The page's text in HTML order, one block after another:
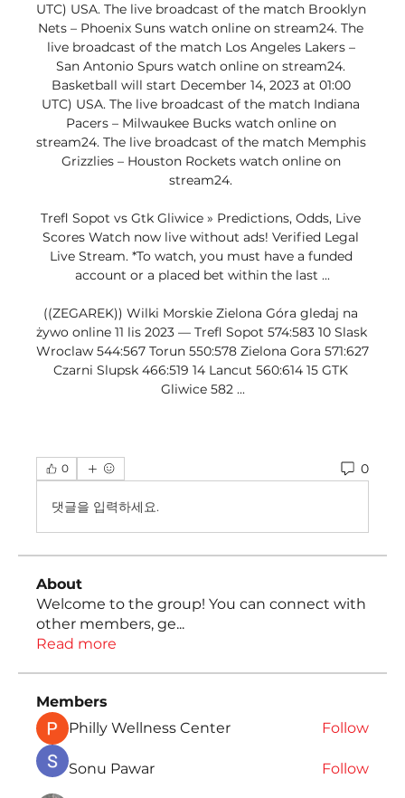
UTC) USA. The live broadcast of the match Brooklyn
Nets – Phoenix Suns watch online on stream24. The
live broadcast of the match Los Angeles Lakers –
San Antonio Spurs watch online on stream24.
Basketball will start December 14, 2023 at 01:00
UTC) USA. The live broadcast of the match Indiana
Pacers – Milwaukee Bucks watch online on
stream24. The live broadcast of the match Memphis
Grizzlies – Houston Rockets watch online on
stream24.
Trefl Sopot vs Gtk Gliwice » Predictions, Odds, Live
Scores Watch now live without ads! Verified Legal
Live Stream. *To watch, you must have a funded
account or a placed bet within the last ...
((ZEGAREK)) Wilki Morskie Zielona Góra gledaj na
żywo online 11 lis 2023 — Trefl Sopot 574:583 10 Slask
Wroclaw 544:567 Torun 550:578 Zielona Gora 571:627
Czarni Slupsk 466:519 14 Lancut 560:614 15 GTK
Gliwice 582 ...
0 0
댓글을 입력하세요.
About
Welcome to the group! You can connect with
other members, ge...
Read more
Members
Philly Wellness Center
Follow
Sonu Pawar Follow